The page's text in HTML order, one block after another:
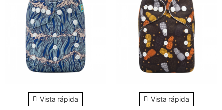
Vista rápida
Vista rápida